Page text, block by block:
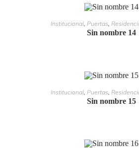
LEER MÁS
Institucional Puertas
Sin nombre 14
LEER MÁS
Institucional Puertas
Sin nombre 15